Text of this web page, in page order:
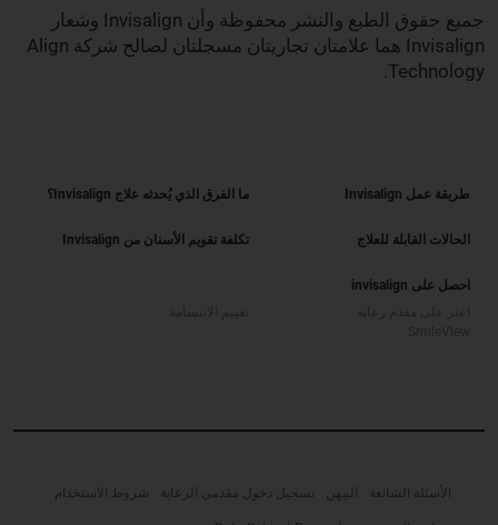
جميع حقوق الطبع والنشر محفوظة وأن Invisalign وشعار
Invisalign هما علامتان تجاريتان مسجلتان لصالح شركة Align
Technology.
طريقة عمل Invisalign ما الفرق الذي يُحدثه علاج Invisalign؟
الحالات القابلة للعلاج تكلفة تقويم الأسنان من Invisalign
احصل على invisalign
الأسئلة الشائعة المِهن تسجيل دخول مقدمي الرعاية شروط الاستخدام